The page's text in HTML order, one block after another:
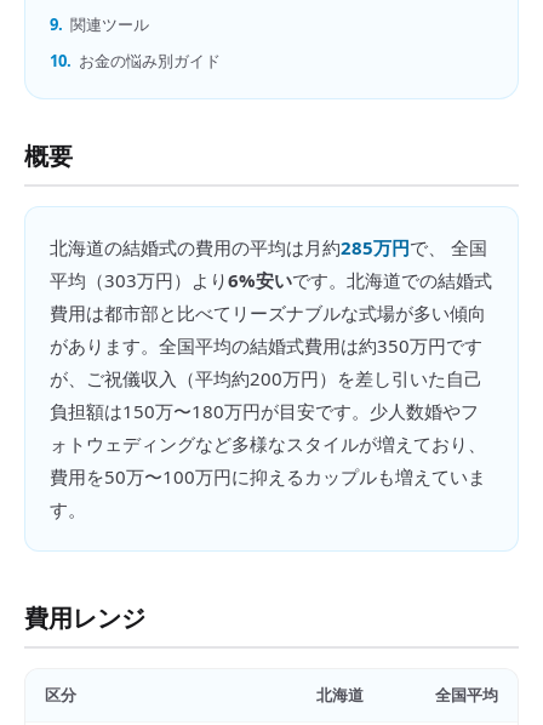
9. 関連ツール
10. お金の悩み別ガイド
概要
北海道の結婚式の費用の平均は月約285万円で、 全国
平均（303万円）より6%安いです。 北海道での結婚式
費用は都市部と比べてリーズナブルな式場が多い傾向
があります。全国平均の結婚式費用は約350万円です
が、ご祝儀収入（平均約200万円）を差し引いた自己
負担額は150万〜180万円が目安です。少人数婚やフ
ォトウェディングなど多様なスタイルが増えており、
費用を50万〜100万円に抑えるカップルも増えていま
す。
費用レンジ
区分 北海道 全国平均